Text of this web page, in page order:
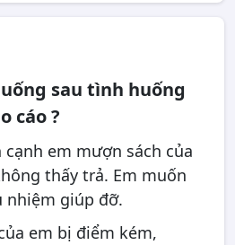
sau tình huống
cáo ?
em mượn sách của
thấy trả. Em muốn
nhiệm giúp đỡ.
em bị điểm kém,